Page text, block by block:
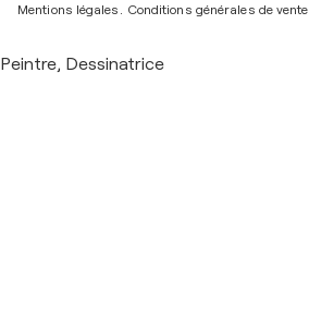
Mentions légales.
Conditions générales de vente
Peintre, Dessinatrice